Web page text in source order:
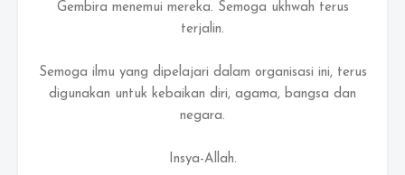
Gembira menemui mereka. Semoga ukhwah terus
terjalin.
Semoga ilmu yang dipelajari dalam organisasi ini, terus
digunakan untuk kebaikan diri, agama, bangsa dan
negara.
Insya-Allah.